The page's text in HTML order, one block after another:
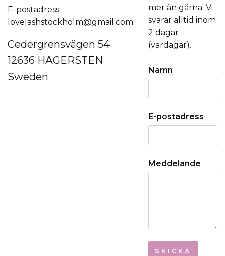
E-postadress:
lovelashstockholm@gmail.com
Cedergrensvägen 54
12636 HÄGERSTEN
Sweden
mer än gärna. Vi
svarar alltid inom
2 dagar
(vardagar).
Namn
E-postadress
Meddelande
SKICKA